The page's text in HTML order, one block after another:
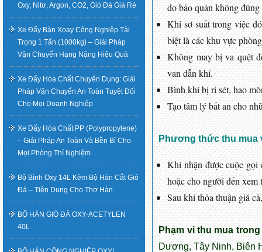
do bảo quản không đúng
Khi sơ suất trong việc
biệt là các khu vực
Không may bị va quệt
van dẫn khí.
Bình khí bị rỉ sét, hao
Tạo tâm lý bất an cho
Phương thức thu mua
Khi nhận được cuộc gọi
hoặc cho người đến
Sau khi thỏa thuận giá
Phạm vi thu mua
Dương, Tây Ninh, Biên
Oxy, Nitơ, Argon, CO2, Gió Đá Giá Rẻ
Xe Đẩy Bàn Xoay Công Nghiệp Tải
Trọng 1 Tấn (1000kg) – Giải Pháp
Vận Chuyển Hạng Nặng Hiệu Quả
Xe Đẩy Hóa Chất Chuyên Dụng: Giải
Pháp Vận Chuyển An Toàn Tuyệt Đối
Cho Mọi Doanh Nghiệp
Xe Đẩy Hóa Chất PP (Polypropylene)
– Giải Pháp An Toàn Và Bền Bỉ Cho
Mọi Phòng Thí Nghiệm
Bộ Bình Oxy 14L Kèm Bộ Hàn Cắt Gió
Đá – Tiện Dụng Cho Thợ Hàn
BỘ HÀN GIÓ ĐÁ OXY-ACETYLEN
40L